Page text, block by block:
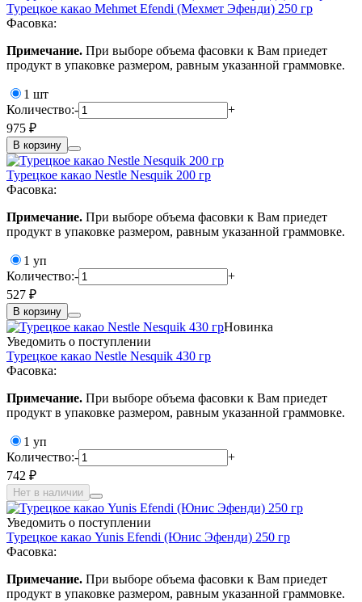
Турецкое какао Mehmet Efendi (Мехмет Эфенди) 250 гр
Фасовка:
Примечание. При выборе объема фасовки к Вам приедет
продукт в упаковке размером, равным указанной граммовке.
1 шт
Количество:-
+
975 ₽
В корзину
Турецкое какао Nestle Nesquik 200 гр
Фасовка:
Примечание. При выборе объема фасовки к Вам приедет
продукт в упаковке размером, равным указанной граммовке.
1 уп
Количество:-
+
527 ₽
В корзину
Новинка
Уведомить о поступлении
Турецкое какао Nestle Nesquik 430 гр
Фасовка:
Примечание. При выборе объема фасовки к Вам приедет
продукт в упаковке размером, равным указанной граммовке.
1 уп
Количество:-
+
742 ₽
Нет в наличии
Уведомить о поступлении
Турецкое какао Yunis Efendi (Юнис Эфенди) 250 гр
Фасовка:
Примечание. При выборе объема фасовки к Вам приедет
продукт в упаковке размером, равным указанной граммовке.